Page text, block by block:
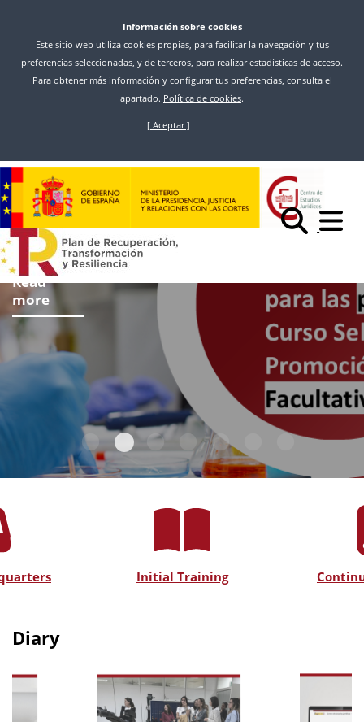
main
Información sobre cookies
Este sitio web utiliza cookies propias, para facilitar la navegación y tus
preferencias seleccionadas, y de terceros, para realizar estadísticas de acceso.
Para obtener más información y configurar tus preferencias, consulta el
apartado. Política de cookies.
[ Aceptar ]
Read
more
Initial Training
Diary